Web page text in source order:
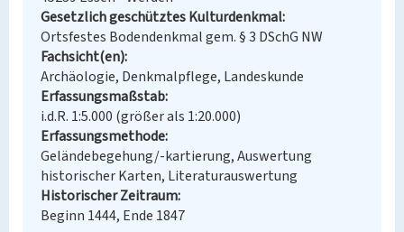
Gesetzlich geschütztes Kulturdenkmal
Ortsfestes Bodendenkmal gem. § 3 DSchG NW
Fachsicht(en)
Archäologie, Denkmalpflege, Landeskunde
Erfassungsmaßstab
i.d.R. 1:5.000 (größer als 1:20.000)
Erfassungsmethode
Geländebegehung/-kartierung, Auswertung
historischer Karten, Literaturauswertung
Historischer Zeitraum
Beginn 1444, Ende 1847